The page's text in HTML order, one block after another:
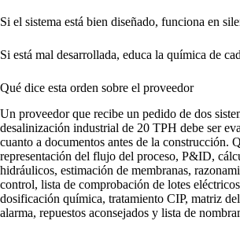
Si el sistema está bien diseñado, funciona en
Si está mal desarrollada, educa la química de
Qué dice esta orden sobre el proveedor
Un proveedor que recibe un pedido de dos
desalinización industrial de 20 TPH debe ser
cuanto a documentos antes de la construcción.
representación del flujo del proceso, P&ID,
hidráulicos, estimación de membranas,
control, lista de comprobación de lotes
dosificación química, tratamiento CIP, matriz
alarma, repuestos aconsejados y lista de